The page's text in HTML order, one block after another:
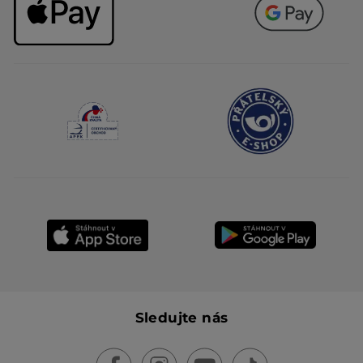
Sledujte nás